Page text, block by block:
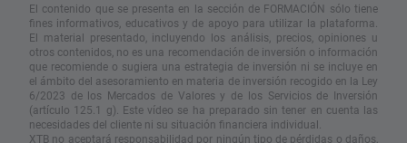
El contenido que se presenta en la sección de FORMACIÓN sólo tiene
fines informativos, educativos y de apoyo para utilizar la plataforma.
El material presentado, incluyendo los análisis, precios, opiniones u
otros contenidos, no es una recomendación de inversión o información
que recomiende o sugiera una estrategia de inversión ni se incluye en
el ámbito del asesoramiento en materia de inversión recogido en la Ley
6/2023 de los Mercados de Valores y de los Servicios de Inversión
(artículo 125.1 g). Este vídeo se ha preparado sin tener en cuenta las
necesidades del cliente ni su situación financiera individual.
XTB no aceptará responsabilidad por ningún tipo de pérdidas o daños,